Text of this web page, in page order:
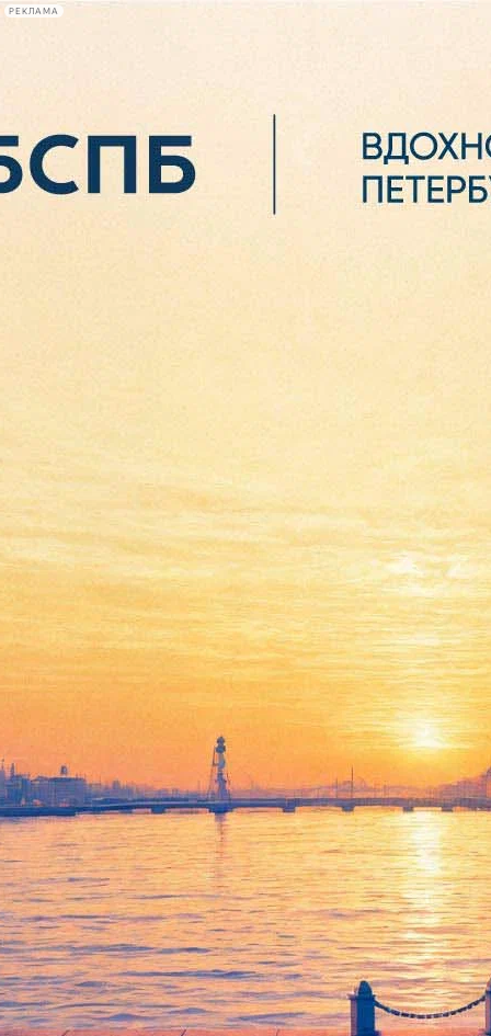
РЕКЛАМА
Сегодня:
2026.08.06
Вышла настольная игра о
Петропавловской крепости
03 апреля 2018,14:07 Версия для печати
Музей истории Петербурга выпустил настольную игру
«Большая прогулка по Заячьему острову и Петропавловской
крепости». Выполняя задания и отвечая на вопросы, дети и
взрослые узнают, где находилась первая петербургская аптека,
а где хранились ключи от вражеских городов. Игроки
познакомятся со знаменитыми архитектурными памятниками,
расположенными на территории острова, узнают о тайнах и
легендах Петропавловской крепости, об историях, связанных
с узниками крепостной тюрьмы и многом другом.